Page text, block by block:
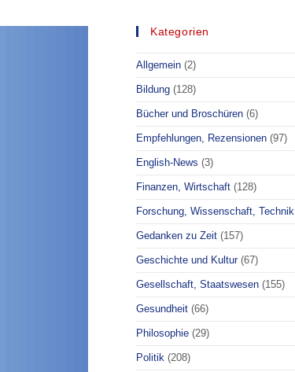
Kategorien
Allgemein (2)
Bildung (128)
Bücher und Broschüren (6)
Empfehlungen, Rezensionen (97)
English-News (3)
Finanzen, Wirtschaft (128)
Forschung, Wissenschaft, Technik
Gedanken zu Zeit (157)
Geschichte und Kultur (67)
Gesellschaft, Staatswesen (155)
Gesundheit (66)
Philosophie (29)
Politik (208)